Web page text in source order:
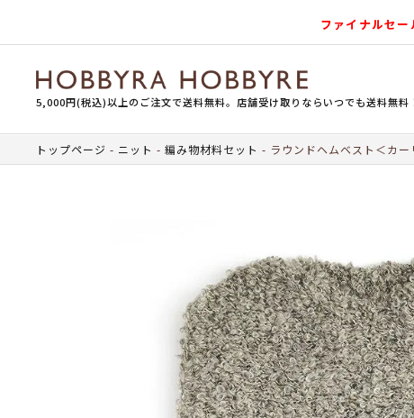
ファイナルセ
5,000円(税込)以上のご注文で送料無料。店舗受け取りならいつでも送料無料
トップページ ニット 編み物材料セット ラウンドヘムベスト＜カ